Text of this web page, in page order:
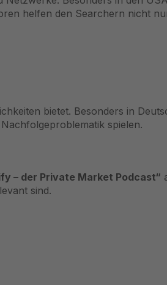
helfen den Searchern nicht
bietet. Besonders in
spielen.
– der Private Market Podcast“
sind.